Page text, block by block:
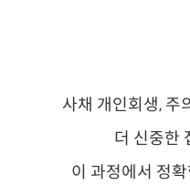
사채 개인회생, 주
더 신중한
이 과정에서 정